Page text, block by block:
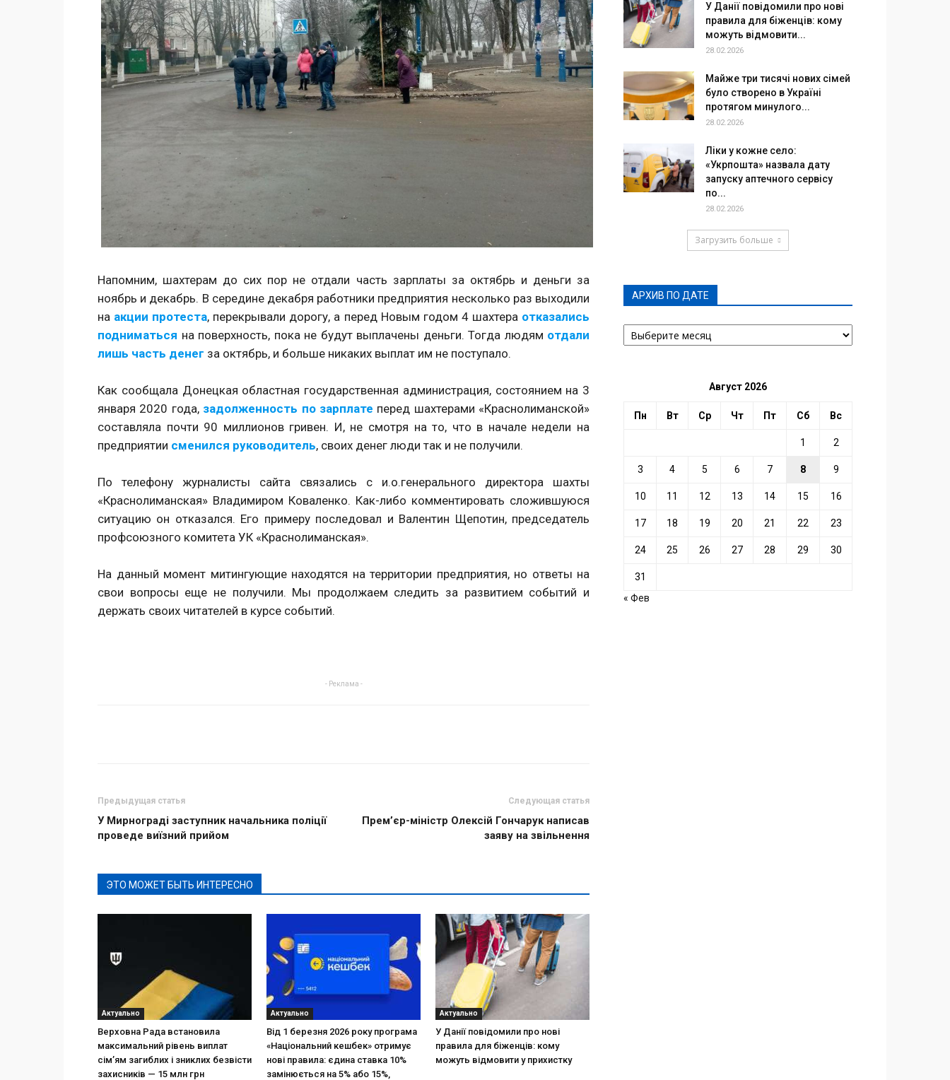
Напомним, шахтерам до сих пор не отдали часть зарплаты за октябрь и деньги за
ноябрь и декабрь. В середине декабря работники предприятия несколько раз выходили
на акции протеста, перекрывали дорогу, а перед Новым годом 4 шахтера отказались
подниматься на поверхность, пока не будут выплачены деньги. Тогда людям отдали
лишь часть денег за октябрь, и больше никаких выплат им не поступало.
Как сообщала Донецкая областная государственная администрация, состоянием на 3
января 2020 года, задолженность по зарплате перед шахтерами «Краснолиманской»
составляла почти 90 миллионов гривен. И, не смотря на то, что в начале недели на
предприятии сменился руководитель, своих денег люди так и не получили.
По телефону журналисты сайта связались с и.о.генерального директора шахты
«Краснолиманская» Владимиром Коваленко. Как-либо комментировать сложившуюся
ситуацию он отказался. Его примеру последовал и Валентин Щепотин, председатель
профсоюзного комитета УК «Краснолиманская».
На данный момент митингующие находятся на территории предприятия, но ответы на
свои вопросы еще не получили. Мы продолжаем следить за развитием событий и
держать своих читателей в курсе событий.
- Реклама -
Предыдущая статья
У Мирнограді заступник начальника поліції
проведе виїзний прийом
Следующая статья
Прем’єр-міністр Олексій Гончарук написав
заяву на звільнення
ЭТО МОЖЕТ БЫТЬ ИНТЕРЕСНО
Актуально
Верховна Рада встановила
максимальний рівень виплат
сім’ям загиблих і зниклих безвісти
захисників — 15 млн грн
Актуально
Від 1 березня 2026 року програма
«Національний кешбек» отримує
нові правила: єдина ставка 10%
замінюється на 5% або 15%,
Актуально
У Данії повідомили про нові
правила для біженців: кому
можуть відмовити у прихистку
У Данії повідомили про нові
правила для біженців: кому
можуть відмовити...
28.02.2026
Майже три тисячі нових сімей
було створено в Україні
протягом минулого...
28.02.2026
Ліки у кожне село:
«Укрпошта» назвала дату
запуску аптечного сервісу
по...
28.02.2026
Загрузить больше
АРХИВ ПО ДАТЕ
АРХИВ
ПО
Август 2026
Пн Вт Ср Чт Пт Сб Вс
1 2
3 4 5 6 7 8 9
10 11 12 13 14 15 16
17 18 19 20 21 22 23
24 25 26 27 28 29 30
31
« Фев